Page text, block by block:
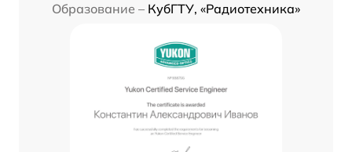
Образование – КубГТУ, «Радиотехника»